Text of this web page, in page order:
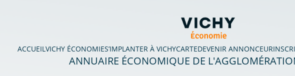
ACCUEILVICHY ÉCONOMIES’IMPLANTER À VICHYCARTEDEVENIR ANNONCEUR
ANNUAIRE ÉCONOMIQUE DE